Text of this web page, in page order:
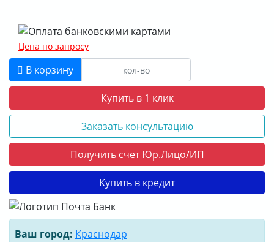
Цена по запросу
В корзину
Купить в 1 клик
Заказать консультацию
Получить счет Юр.Лицо/ИП
Купить в кредит
Ваш город: Краснодар